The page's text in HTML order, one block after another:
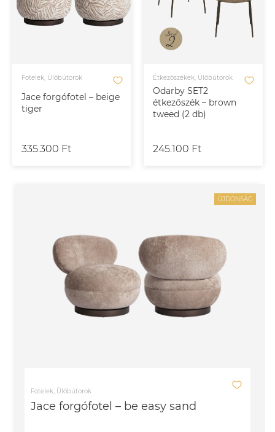
Jace forgófotel – beige
tiger
Fotelek, Ülőbútorok
335.300 Ft
Odarby SET2
étkezőszék – brown
tweed (2 db)
Étkezőszékek, Ülőbútorok
245.100 Ft
ÚJDONSÁG
Jace forgófotel – be easy sand
Fotelek, Ülőbútorok